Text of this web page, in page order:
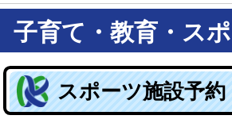
子育て・教育・ス
スポーツ施設予約